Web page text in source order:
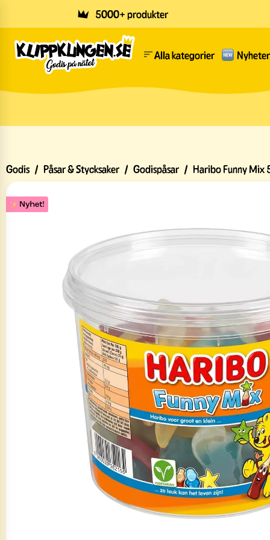
5000+ produkter
Alla kategorier Nyheter
Godis / Påsar & Stycksaker / Godispåsar / Haribo Funny Mix